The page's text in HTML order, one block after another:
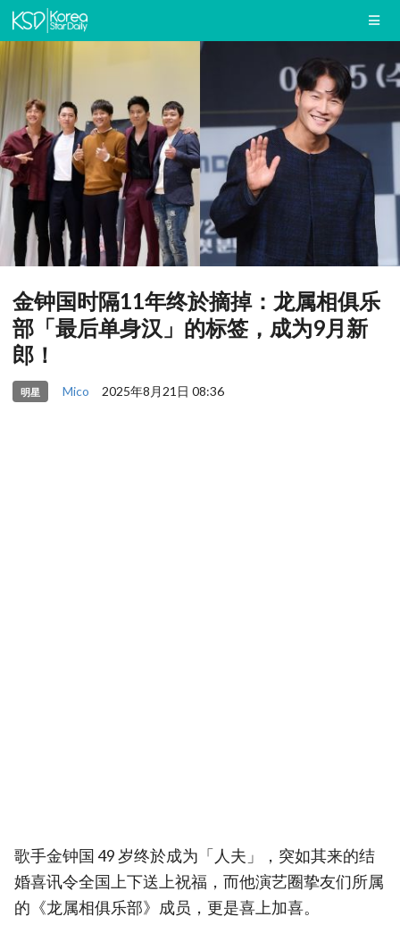
金钟国时隔11年终於摘掉：龙属相俱乐
部「最后单身汉」的标签，成为9月新
郎！
明星 Mico 2025年8月21日 08:36
歌手金钟国 49 岁终於成为「人夫」，突如其来的结
婚喜讯令全国上下送上祝福，而他演艺圈挚友们所属
的《龙属相俱乐部》成员，更是喜上加喜。